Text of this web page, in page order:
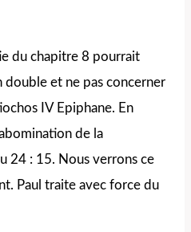
du chapitre 8 pourrait
double et ne pas concerner
IV Epiphane. En
de la
24 : 15. Nous verrons ce
Paul traite avec force du